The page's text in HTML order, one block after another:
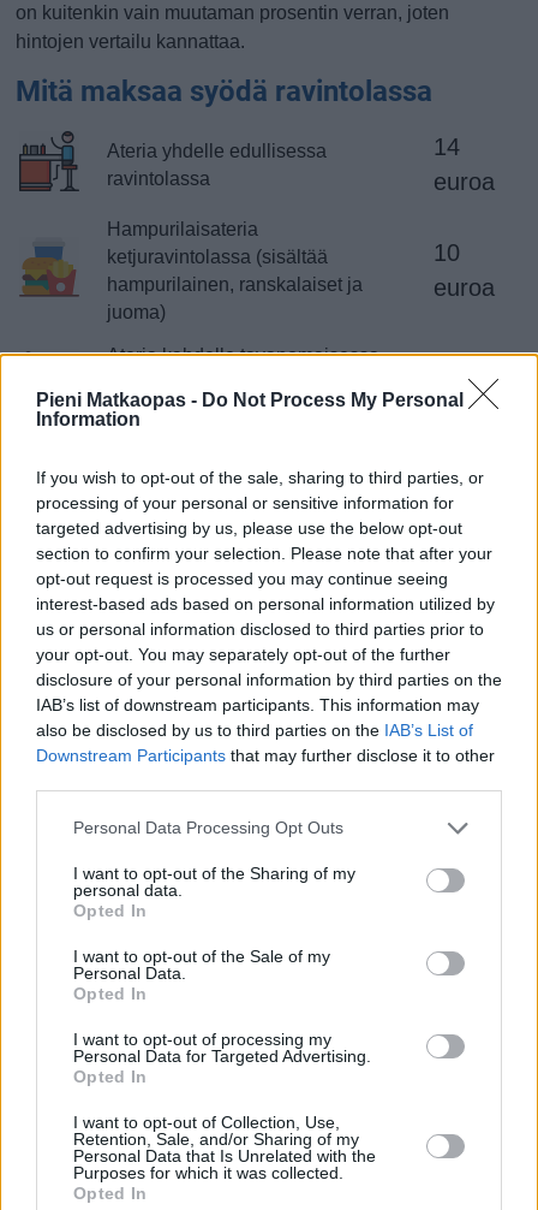
Pieni Matkaopas - Do Not Process My Personal
Information
If you wish to opt-out of the sale, sharing to third parties, or
processing of your personal or sensitive information for
targeted advertising by us, please use the below opt-out
section to confirm your selection. Please note that after your
opt-out request is processed you may continue seeing
interest-based ads based on personal information utilized by
us or personal information disclosed to third parties prior to
your opt-out. You may separately opt-out of the further
disclosure of your personal information by third parties on the
IAB’s list of downstream participants. This information may
also be disclosed by us to third parties on the IAB’s List of
Downstream Participants that may further disclose it to other
Personal Data Processing Opt Outs
I want to opt-out of the Sharing of my
personal data.
Opted In
I want to opt-out of the Sale of my
Personal Data.
Opted In
I want to opt-out of processing my
Personal Data for Targeted Advertising.
Opted In
I want to opt-out of Collection, Use,
Retention, Sale, and/or Sharing of my
Personal Data that Is Unrelated with the
Purposes for which it was collected.
Opted In
on kuitenkin vain muutaman prosentin verran, joten
hintojen vertailu kannattaa.
Mitä maksaa syödä ravintolassa
Ateria yhdelle edullisessa
ravintolassa
14
euroa
Hampurilaisateria
ketjuravintolassa (sisältää
hampurilainen, ranskalaiset ja
juoma)
10
euroa
Ateria kahdelle tavanomaisessa
jälkiruoan kanssa
85
euroa
Arkinen lounas tai päivällinen tavallisessa ravintolassa on
Ruotsissa halvempi kuin Suomessa. Hampurilaisateriat
ovat suurin piirtein samoissa hinnoissa. Kunnon illallinen
keskitason ravintolassa maksaa suurin piirtein saman
verran, hyvällä tuurilla jopa hieman vähemmän. Kahvin saa
kahvilasta suurin piirtein samalla rahalla kuin kotimaassa.
Kaiken kaikkiaan ateriointi ulkona on halvempaa Ruotsissa
kuin Suomessa. Hintaero on kuitenkin alle kymmenen
prosentin luokkaa.
ilmoitus
Vaatteet ja kengät